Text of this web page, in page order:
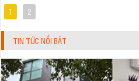
1 2
TIN TỨC NỔI BẬT